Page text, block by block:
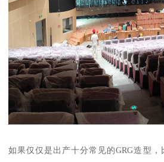
如果仅仅是出产十分常见的GRG造型